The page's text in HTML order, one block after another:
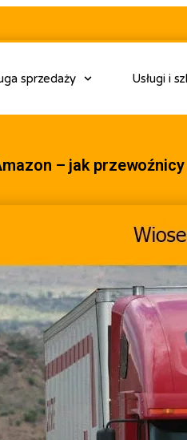
sprzedaży Usługi i
– jak